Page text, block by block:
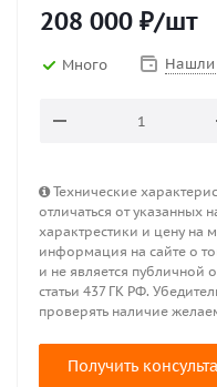
208 000 ₽/шт
Много Нашли
Технические
отличаться от указанных
характрестики и цену на
информация на сайте о
и не является публичной
статьи 437 ГК РФ.
проверять наличие
Получить